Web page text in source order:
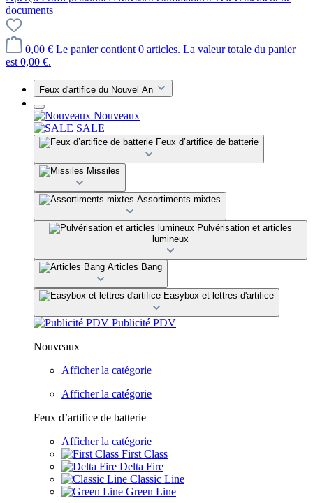
documents
0,00 € Le panier contient 0 articles. La valeur totale du panier
est 0,00 €.
Feux d'artifice du Nouvel An
Nouveaux
SALE
Feux d’artifice de batterie
Missiles
Assortiments mixtes
Pulvérisation et articles
lumineux
Articles Bang
Easybox et lettres d'artifice
Publicité PDV
Nouveaux
Afficher la catégorie
Afficher la catégorie
Feux d’artifice de batterie
Afficher la catégorie
First Class
Delta Fire
Classic Line
Green Line